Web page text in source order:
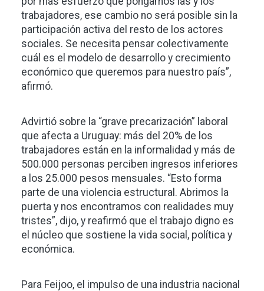
trabajadores, ese cambio no será posible sin la
participación activa del resto de los actores
sociales. Se necesita pensar colectivamente
cuál es el modelo de desarrollo y crecimiento
económico que queremos para nuestro país”,
afirmó.
Advirtió sobre la “grave precarización” laboral
que afecta a Uruguay: más del 20% de los
trabajadores están en la informalidad y más de
500.000 personas perciben ingresos inferiores
a los 25.000 pesos mensuales. “Esto forma
parte de una violencia estructural. Abrimos la
puerta y nos encontramos con realidades muy
tristes”, dijo, y reafirmó que el trabajo digno es
el núcleo que sostiene la vida social, política y
económica.
Para Feijoo, el impulso de una industria nacional